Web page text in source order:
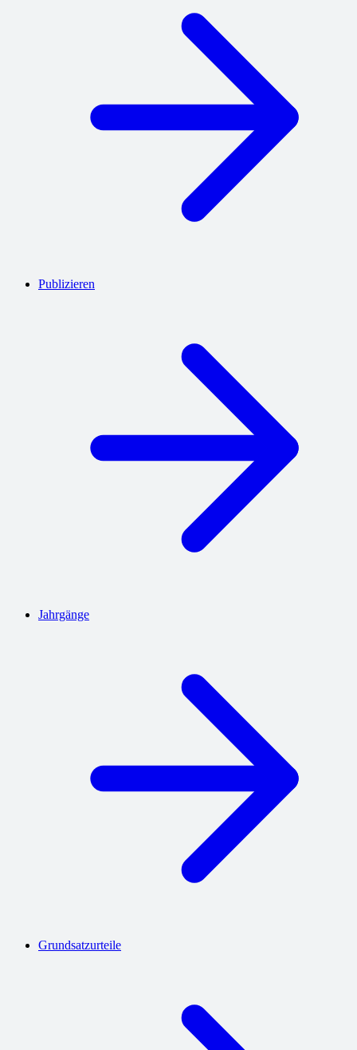
Publizieren
Jahrgänge
Grundsatzurteile